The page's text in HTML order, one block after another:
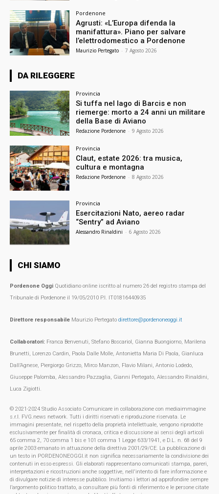
Pordenone
Agrusti: «L’Europa difenda la
manifattura». Piano per salvare
l’elettrodomestico a Pordenone
Maurizio Pertegato - 7 Agosto 2026
DA RILEGGERE
Provincia
Si tuffa nel lago di Barcis e non
riemerge: morto a 24 anni un militare
della Base di Aviano
Redazione Pordenone - 9 Agosto 2026
Provincia
Claut, estate 2026: tra musica,
cultura e montagna
Redazione Pordenone - 8 Agosto 2026
Provincia
Esercitazioni Nato, aereo radar
“Sentry” ad Aviano
Alessandro Rinaldini - 6 Agosto 2026
CHI SIAMO
Pordenone Oggi Quotidiano online iscritto al numero 26 del registro stampa del
Tribunale di Pordenone il 19/05/2010 P.I. IT01816440935
Direttore responsabile Maurizio Pertegato direttore@pordenoneoggi.it
Collaboratori: Franca Benvenuti, Stefano Boscariol, Gianna Buongiorno, Marilena
Brunetti, Lorenzo Cardin, Paola Dalle Molle, Antonietta Maria Di Paola, Gianluca
Dall’Agnese, Piergiorgo Grizzo, Mirco Manzon, Flavio Milani, Antonio Lodedo,
Giuseppe Palomba, Alessandro Pazzaglia, Gianni Pertegato, Alessandro Rinaldini,
Luca Zigiotti.
© 2021-2024 Studio Associato Comunicare in collaborazione con mediaimmagine
s.r.l. FVG.news network. Tutti i diritti riservati e riproduzione riservata. Le
immagini presentate, nel rispetto della proprietà intellettuale, vengono riprodotte
esclusivamente per finalità di cronaca, critica e discussione ai sensi degli articoli
65 comma 2, 70 comma 1 bis e 101 comma 1 Legge 633/1941, e D.L. n. 68 del 9
aprile 2003 emanato in attuazione della direttiva 2001/29/CE. La pubblicazione di
un testo in PORDENONEOGGI.it non significa necessariamente la condivisione dei
contenuti in esso espressi. Gli elaborati rappresentano comunicati stampa, pareri,
interpretazioni e ricostruzioni anche soggettive, nell'intento di fare informazione e
di divulgare notizie di interesse pubblico. Invitiamo i lettori ad approfondire sempre
l’argomento politico trattato, a consultare più fonti di riferimento e le persone citate